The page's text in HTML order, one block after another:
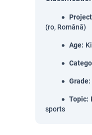
(ro, Română)
Age:
Grade:
Topic:
sports